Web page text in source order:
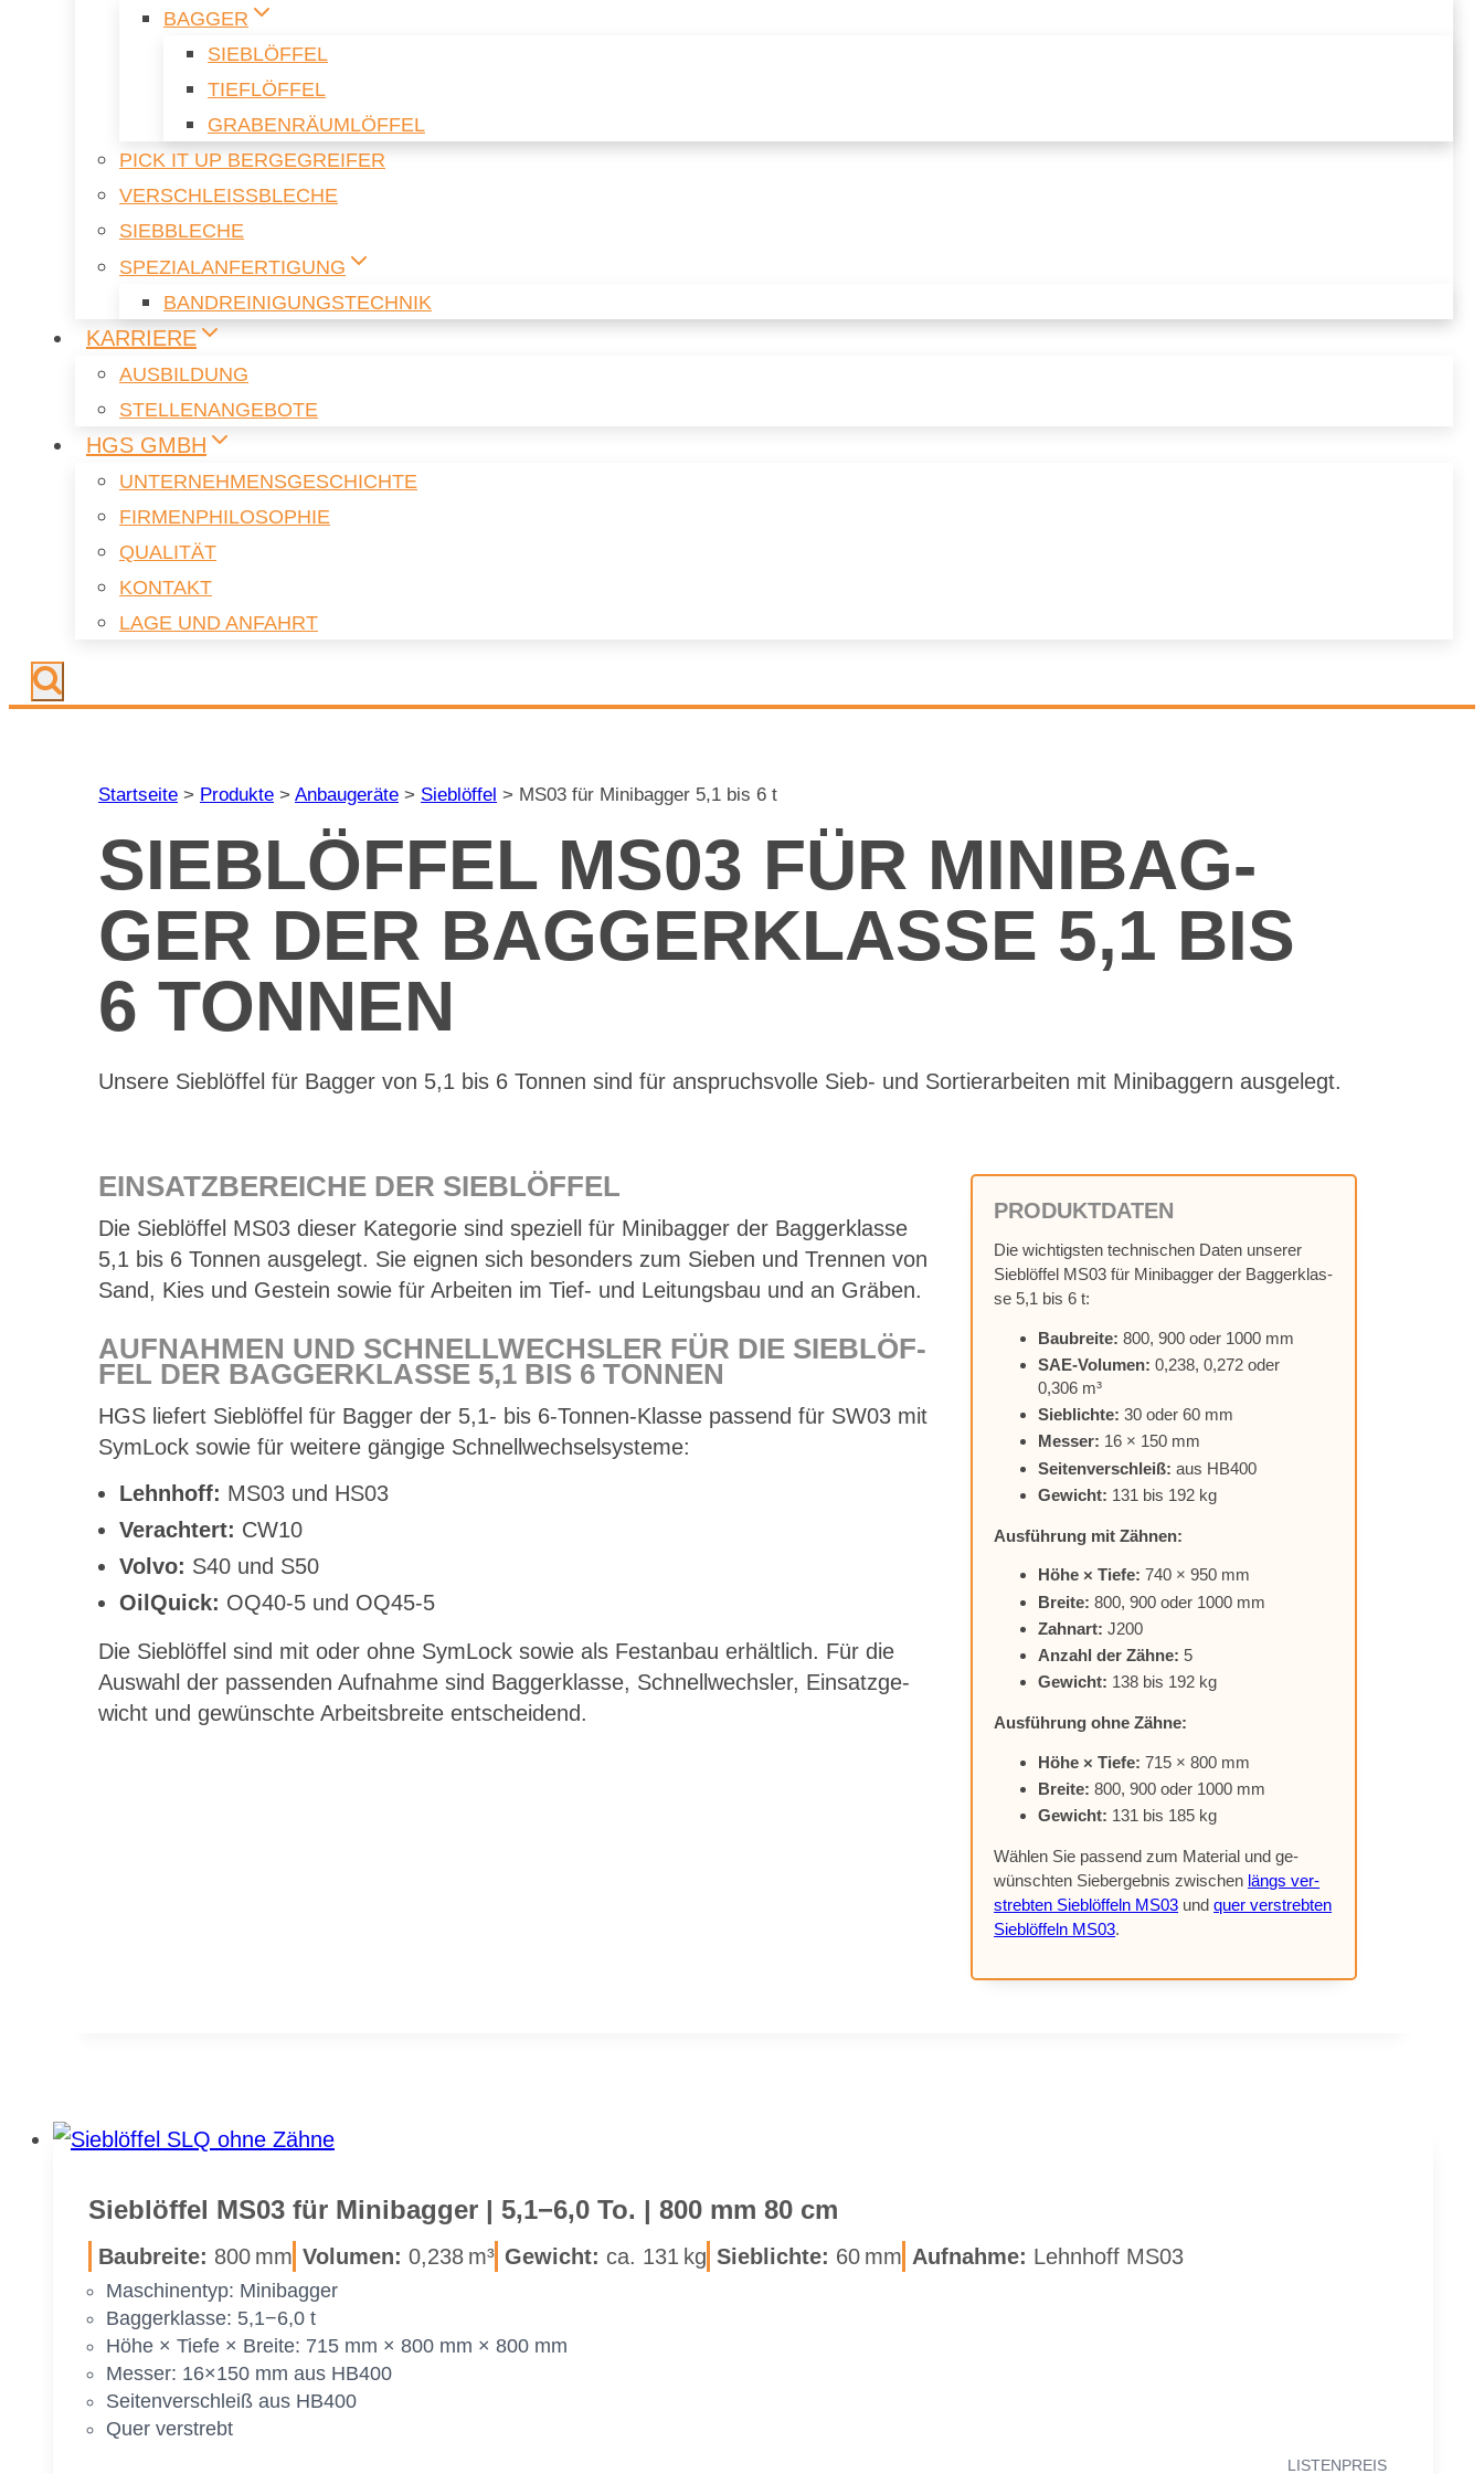
BAG­GER
SIEB­LÖF­FEL
TIEF­LÖF­FEL
GRA­BEN­RÄUM­LÖF­FEL
PICK IT UP BER­GE­G­REI­FER
VER­SCHLEISS­BLE­CHE
SIEB­BLE­CHE
SPE­ZI­AL­AN­FER­TI­GUNG
BAND­REI­NI­GUNGS­TECH­NIK
KAR­RIE­RE
AUS­BIL­DUNG
STEL­LEN­AN­GE­BO­TE
HGS GMBH
UN­TER­NEH­MENS­GE­SCHICH­TE
FIR­MEN­PHI­LO­SO­PHIE
QUA­LI­TÄT
KON­TAKT
LAGE UND AN­FAHRT
Startseite > Produkte > Anbaugeräte > Sieblöffel > MS03 für Minibagger 5,1 bis 6 t
SIEB­LÖF­FEL MS03 FÜR MI­NI­BAG­
GER DER BAG­GER­KLAS­SE 5,1 BIS
6 TON­NEN
Un­se­re Sieb­löf­fel für Bag­ger von 5,1 bis 6 Ton­nen sind für an­spruchs­vol­le Sieb- und Sor­tier­ar­bei­ten mit Mi­ni­bag­gern aus­ge­legt.
EIN­SATZ­BE­REI­CHE DER SIEB­LÖF­FEL
Die Sieb­löf­fel MS03 die­ser Ka­te­go­rie sind spe­zi­ell für Mi­ni­bag­ger der Bag­ger­klas­se
5,1 bis 6 Ton­nen aus­ge­legt. Sie eig­nen sich be­son­ders zum Sie­ben und Tren­nen von
Sand, Kies und Ge­stein so­wie für Ar­bei­ten im Tief- und Lei­tungs­bau und an Grä­ben.
AUF­NAH­MEN UND SCHNELL­WECHS­LER FÜR DIE SIEB­LÖF­
FEL DER BAG­GER­KLAS­SE 5,1 BIS 6 TON­NEN
HGS lie­fert Sieb­löf­fel für Bag­ger der 5,1- bis 6‑­Ton­nen-Klas­se pas­send für SW03 mit
Sym­Lock so­wie für wei­te­re gän­gi­ge Schnell­wech­sel­sys­te­me:
Lehn­hoff: MS03 und HS03
Ver­ach­tert: CW10
Vol­vo: S40 und S50
Oil­Quick: OQ40‑5 und OQ45‑5
Die Sieb­löf­fel sind mit oder ohne Sym­Lock so­wie als Fest­an­bau er­hält­lich. Für die
Aus­wahl der pas­sen­den Auf­nah­me sind Bag­ger­klas­se, Schnell­wechs­ler, Ein­satz­ge­
wicht und ge­wünsch­te Ar­beits­brei­te ent­schei­dend.
PRO­DUKT­DA­TEN
Die wich­tigs­ten tech­ni­schen Da­ten un­se­rer
Sieb­löf­fel MS03 für Mi­ni­bag­ger der Bag­ger­klas­
se 5,1 bis 6 t:
Bau­brei­te: 800, 900 oder 1000 mm
SAE-Vo­lu­men: 0,238, 0,272 oder
0,306 m³
Sieb­lich­te: 30 oder 60 mm
Mes­ser: 16 × 150 mm
Sei­ten­ver­schleiß: aus HB400
Ge­wicht: 131 bis 192 kg
Aus­füh­rung mit Zäh­nen:
Höhe × Tie­fe: 740 × 950 mm
Brei­te: 800, 900 oder 1000 mm
Zahn­art: J200
An­zahl der Zäh­ne: 5
Ge­wicht: 138 bis 192 kg
Aus­füh­rung ohne Zäh­ne:
Höhe × Tie­fe: 715 × 800 mm
Brei­te: 800, 900 oder 1000 mm
Ge­wicht: 131 bis 185 kg
Wäh­len Sie pas­send zum Ma­te­ri­al und ge­
wünsch­ten Sie­b­er­geb­nis zwi­schen längs ver­
streb­ten Sieb­löf­feln MS03 undquer ver­streb­ten
Sieb­löf­feln MS03.
Sieb­löf­fel MS03 für Mi­ni­bag­ger | 5,1−6,0 To. | 800 mm 80 cm
Bau­brei­te: 800 mm Vo­lu­men: 0,238 m³ Ge­wicht: ca. 131 kg Sieb­lich­te: 60 mm Auf­nah­me: Lehn­hoff MS03
Ma­schi­nen­typ: Mi­ni­bag­ger
Bag­ger­klas­se: 5,1−6,0 t
Höhe × Tie­fe × Brei­te: 715 mm × 800 mm × 800 mm
Mes­ser: 16×150 mm aus HB400
Sei­ten­ver­schleiß aus HB400
Quer ver­strebt
LIS­TEN­PREIS